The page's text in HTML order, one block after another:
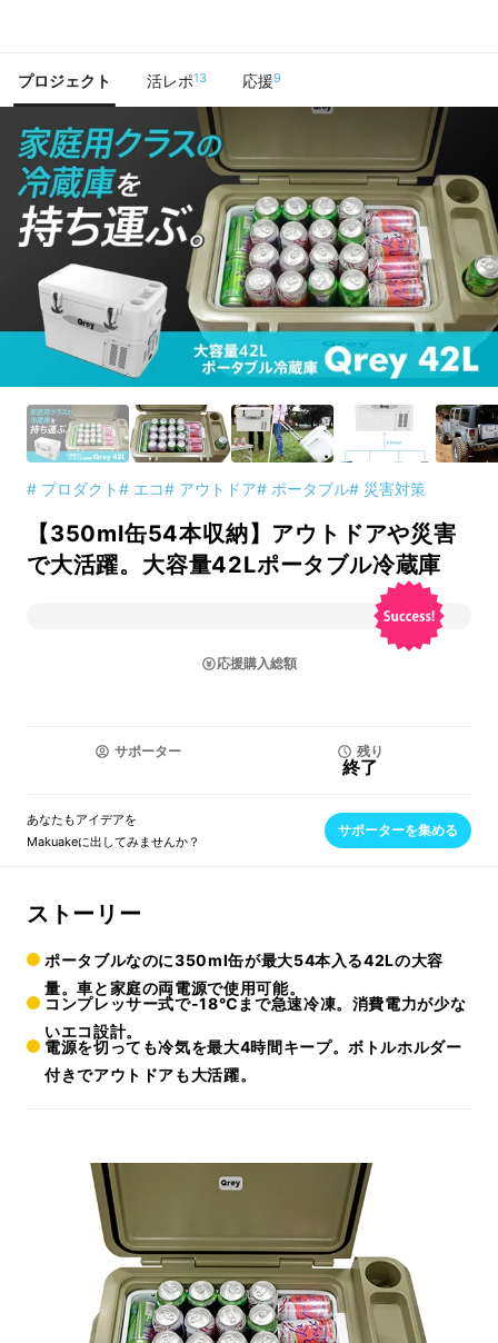
プロジェクト 活レポ13 応援9
# プロダクト# エコ# アウトドア# ポータブル# 災害対策
【350ml缶54本収納】アウトドアや災害
で大活躍。大容量42Lポータブル冷蔵庫
応援購入総額
サポーター 残り
終了
あなたもアイデアを
Makuakeに出してみませんか？
サポーターを集める
ストーリー
ポータブルなのに350ml缶が最大54本入る42Lの大容
量。車と家庭の両電源で使用可能。
コンプレッサー式で-18℃まで急速冷凍。消費電力が少な
いエコ設計。
電源を切っても冷気を最大4時間キープ。ボトルホルダー
付きでアウトドアも大活躍。